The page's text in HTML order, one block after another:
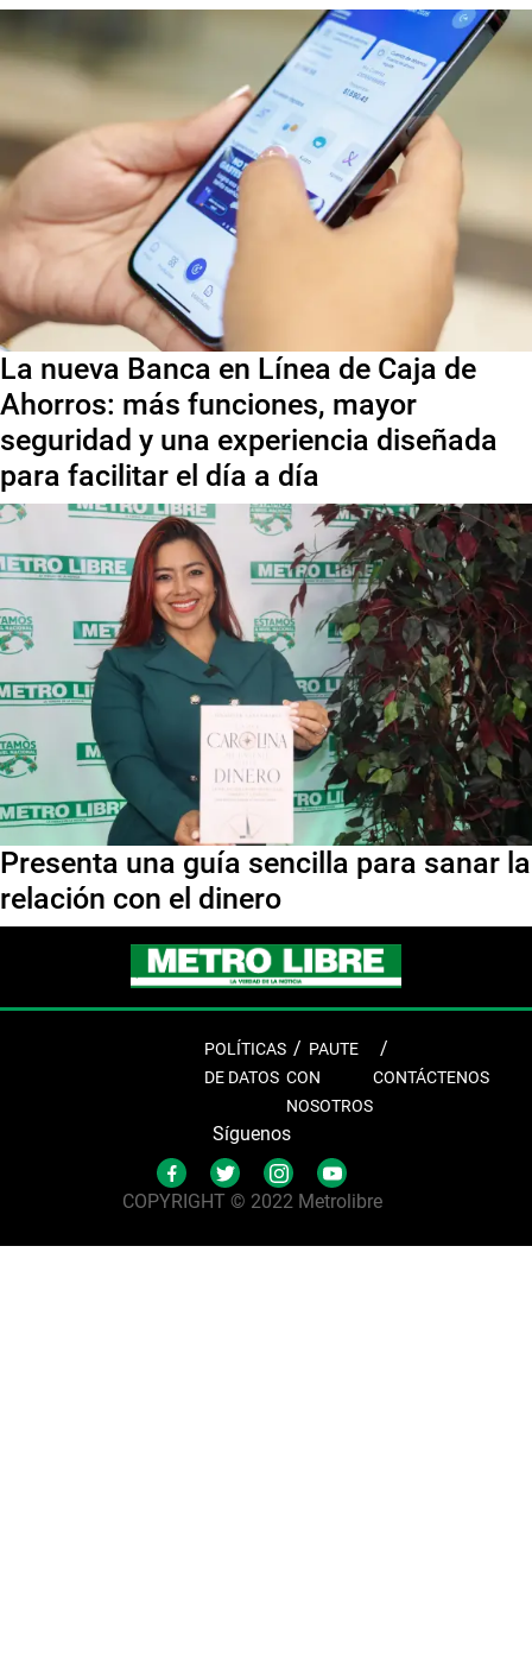
La nueva Banca en Línea de Caja de
Ahorros: más funciones, mayor
seguridad y una experiencia diseñada
para facilitar el día a día
Presenta una guía sencilla para sanar la
relación con el dinero
POLÍTICAS
DE DATOS
PAUTE
CON
NOSOTROS
CONTÁCTENOS
Síguenos
COPYRIGHT © 2022 Metrolibre